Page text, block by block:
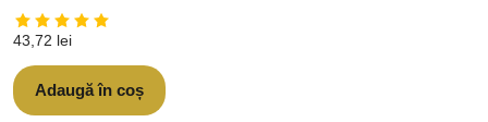
43,72 lei
Adaugă în coș